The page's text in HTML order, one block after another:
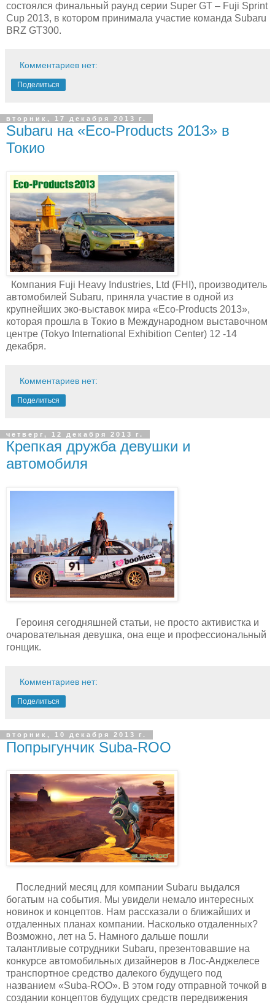
состоялся финальный раунд серии Super GT – Fuji Sprint
Cup 2013, в котором принимала участие команда Subaru
BRZ GT300.
Комментариев нет:
Поделиться
вторник, 17 декабря 2013 г.
Subaru на «Eco-Products 2013» в
Токио
Компания Fuji Heavy Industries, Ltd (FHI), производитель
автомобилей Subaru, приняла участие в одной из
крупнейших эко-выставок мира «Eco-Products 2013»,
которая прошла в Токио в Международном выставочном
центре (Tokyo International Exhibition Center) 12 -14
декабря.
Комментариев нет:
Поделиться
четверг, 12 декабря 2013 г.
Крепкая дружба девушки и
автомобиля
Героиня сегодняшней статьи, не просто активистка и
очаровательная девушка, она еще и профессиональный
гонщик.
Комментариев нет:
Поделиться
вторник, 10 декабря 2013 г.
Попрыгунчик Suba-ROO
Последний месяц для компании Subaru выдался
богатым на события. Мы увидели немало интересных
новинок и концептов. Нам рассказали о ближайших и
отдаленных планах компании. Насколько отдаленных?
Возможно, лет на 5. Намного дальше пошли
талантливые сотрудники Subaru, презентовавшие на
конкурсе автомобильных дизайнеров в Лос-Анджелесе
транспортное средство далекого будущего под
названием «Suba-ROO». В этом году отправной точкой в
создании концептов будущих средств передвижения